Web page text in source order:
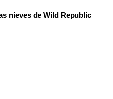
nieves de Wild Republic